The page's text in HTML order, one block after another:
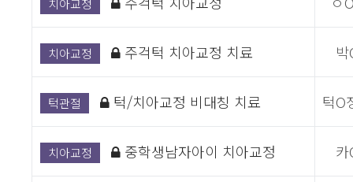
치아교정
치아교정 주걱턱 치아교정 치료
턱관절 턱/치아교정 비대칭 치료 턱O
치아교정 중학생남자아이 치아교정